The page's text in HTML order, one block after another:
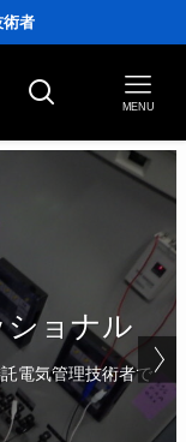
者
MENU
る
計器校正
応いたします
ショナル
電気管理技術者で